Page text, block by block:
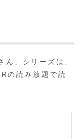
ん」シリーズは、
の読み放題で読